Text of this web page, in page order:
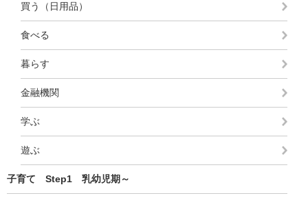
買う（日用品）
食べる
暮らす
金融機関
学ぶ
遊ぶ
子育て Step1 乳幼児期～